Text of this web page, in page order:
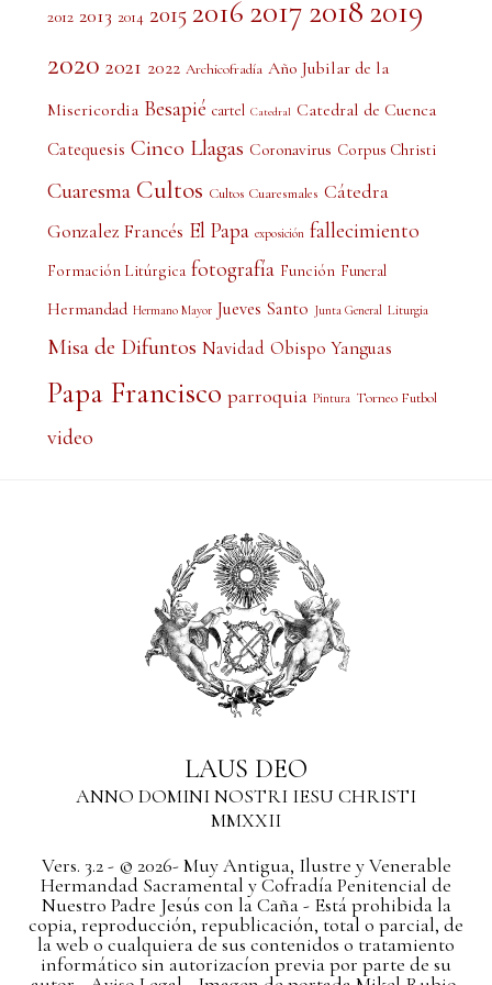
2012 2013 2014 2015 2016 2017 2018 2019
2020 2021 2022 Archicofradía Año Jubilar de la
Misericordia Besapié cartel Catedral Catedral de Cuenca
Catequesis Cinco Llagas Coronavirus Corpus Christi
Cuaresma Cultos Cultos Cuaresmales Cátedra
Gonzalez Francés El Papa exposición fallecimiento
Formación Litúrgica fotografía Función Funeral
Hermandad Hermano Mayor Jueves Santo Junta General Liturgia
Misa de Difuntos Navidad Obispo Yanguas
Papa Francisco parroquia Pintura Torneo Futbol
video
LAUS DEO
ANNO DOMINI NOSTRI IESU CHRISTI
MMXXII
Vers. 3.2 - © 2026- Muy Antigua, Ilustre y Venerable
Hermandad Sacramental y Cofradía Penitencial de
Nuestro Padre Jesús con la Caña - Está prohibida la
copia, reproducción, republicación, total o parcial, de
la web o cualquiera de sus contenidos o tratamiento
informático sin autorizacíon previa por parte de su